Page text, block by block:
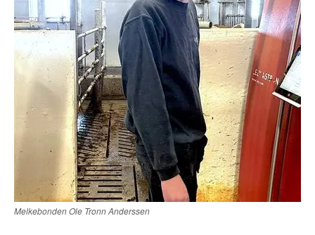
Melkebonden Ole Tronn Anderssen